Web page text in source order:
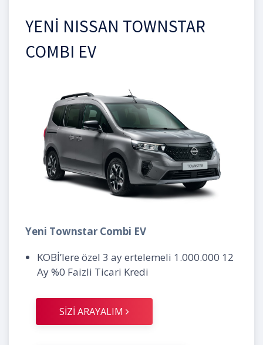
YENİ NISSAN TOWNSTAR
COMBI EV
Yeni Townstar Combi EV
KOBİ’lere özel 3 ay ertelemeli 1.000.000 12
Ay %0 Faizli Ticari Kredi
SİZİ ARAYALIM